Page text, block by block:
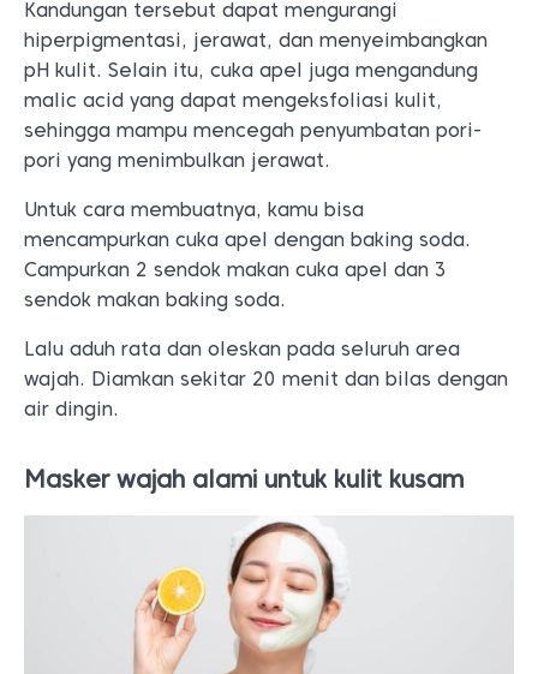
Kandungan tersebut dapat mengurangi
hiperpigmentasi, jerawat, dan menyeimbangkan
pH kulit. Selain itu, cuka apel juga mengandung
malic acid yang dapat mengeksfoliasi kulit,
sehingga mampu mencegah penyumbatan pori-
pori yang menimbulkan jerawat.
Untuk cara membuatnya, kamu bisa
mencampurkan cuka apel dengan baking soda.
Campurkan 2 sendok makan cuka apel dan 3
sendok makan baking soda.
Lalu aduh rata dan oleskan pada seluruh area
wajah. Diamkan sekitar 20 menit dan bilas dengan
air dingin.
Masker wajah alami untuk kulit kusam